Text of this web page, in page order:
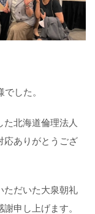
した。
北海道倫理法人
応ありがとうござ
ただいた大泉朝礼
申し上げます。